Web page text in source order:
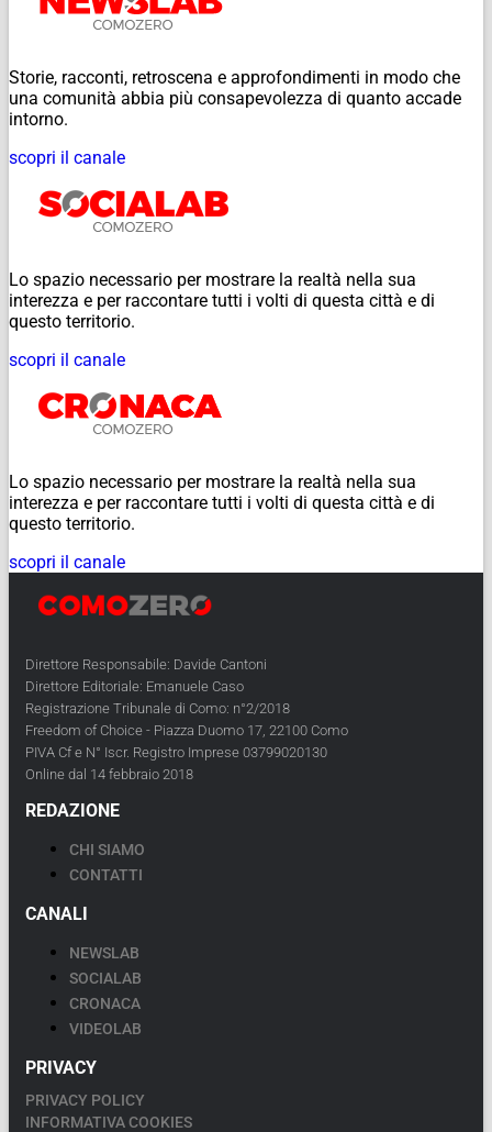
Storie, racconti, retroscena e approfondimenti in modo che
una comunità abbia più consapevolezza di quanto accade
intorno.
scopri il canale
Lo spazio necessario per mostrare la realtà nella sua
interezza e per raccontare tutti i volti di questa città e di
questo territorio.
scopri il canale
Lo spazio necessario per mostrare la realtà nella sua
interezza e per raccontare tutti i volti di questa città e di
questo territorio.
scopri il canale
Direttore Responsabile: Davide Cantoni
Direttore Editoriale: Emanuele Caso
Registrazione Tribunale di Como: n°2/2018
Freedom of Choice - Piazza Duomo 17, 22100 Como
PIVA Cf e N° Iscr. Registro Imprese 03799020130
Online dal 14 febbraio 2018
REDAZIONE
CHI SIAMO
CONTATTI
CANALI
NEWSLAB
SOCIALAB
CRONACA
VIDEOLAB
PRIVACY
PRIVACY POLICY
INFORMATIVA COOKIES